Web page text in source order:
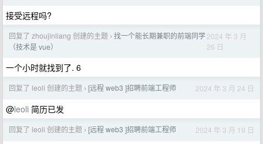
接受远程吗?
回复了 zhoujinliang 创建的主题 › 找一个能长期兼职的前端同学
（技术是 vue）
2024 年 3 月
26 日
一个小时就找到了. 6
回复了 leoli 创建的主题 › [远程 web3 ]招聘前端工程师 2024 年 3 月 24 日
@leoli 简历已发
回复了 leoli 创建的主题 › [远程 web3 ]招聘前端工程师 2024 年 3 月 19 日